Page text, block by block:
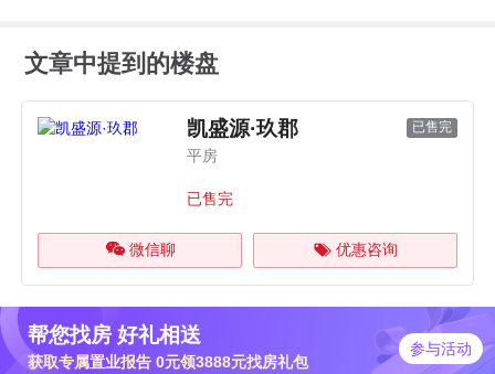
文章中提到的楼盘
凯盛源·玖郡 已售完
平房
已售完
微信聊 优惠咨询
帮您找房 好礼相送
获取专属置业报告 0元领3888元找房礼包
参与活动